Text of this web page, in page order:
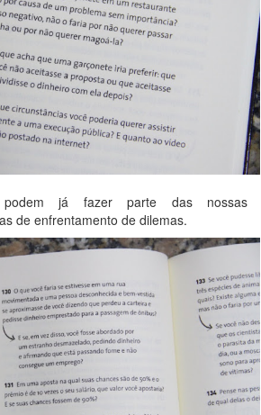
podem já fazer parte das nossas
de enfrentamento de dilemas.